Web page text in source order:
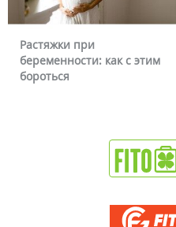
Растяжки при
беременности: как с этим
бороться